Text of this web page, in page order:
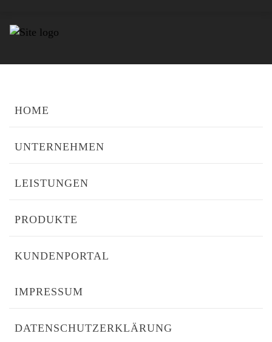
NO POSTS WERE FOUND!
HOME
UNTERNEHMEN
LEISTUNGEN
PRODUKTE
KUNDENPORTAL
IMPRESSUM
DATENSCHUTZERKLÄRUNG